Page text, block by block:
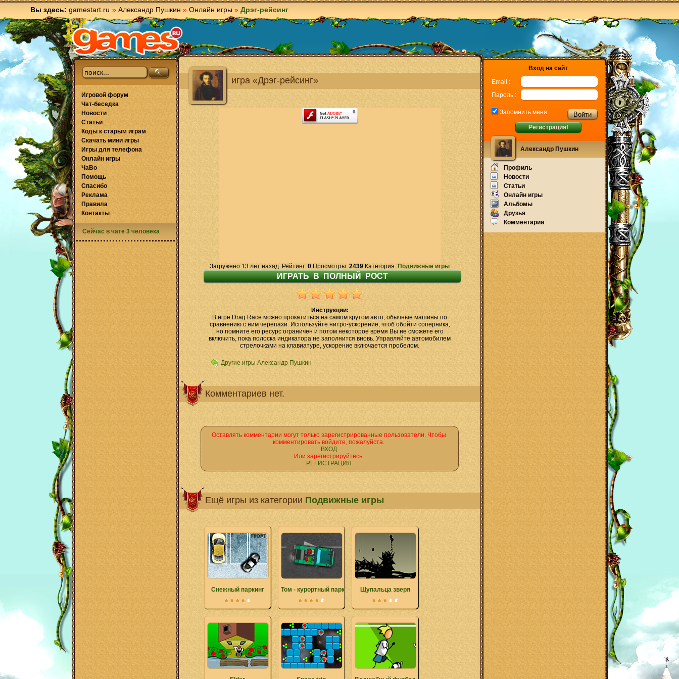
Вы здесь: gamestart.ru » Александр Пушкин » Онлайн игры » Дрэг-рейсинг
игра «Дрэг-рейсинг»
Загружено 13 лет назад. Рейтинг: 0 Просмотры: 2439 Категория: Подвижные игры
Инструкции:
В игре Drag Race можно прокатиться на самом крутом авто, обычные машины по
сравнению с ним черепахи. Используйте нитро-ускорение, чтоб обойти соперника,
но помните его ресурс ограничен и потом некоторое время Вы не сможете его
включить, пока полоска индикатора не заполнится вновь. Управляйте автомобилем
стрелочками на клавиатуре, ускорение включается пробелом.
Другие игры Александр Пушкин
Комментариев нет.
Оставлять комментарии могут только зарегистрированные пользователи. Чтобы
комментировать войдите, пожалуйста.
ВХОД
Или зарегистрируйтесь.
РЕГИСТРАЦИЯ
Ещё игры из категории Подвижные игры
Снежный паркинг Том - курортный парковщикЩупальца зверя
Игровой форум
Чат-беседка
Новости
Статьи
Коды к старым играм
Скачать мини игры
Игры для телефона
Онлайн игры
ЧаВо
Помощь
Спасибо
Реклама
Правила
Контакты
Сейчас в чате 3 человека
Вход на сайт
Email :
Пароль :
Запомнить меня
Регистрация!
Александр Пушкин
Профиль
Новости
Статьи
Онлайн игры
Альбомы
Друзья
Комментарии